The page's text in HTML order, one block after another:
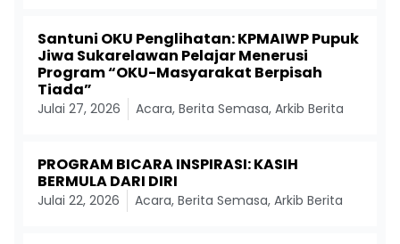
Santuni OKU Penglihatan: KPMAIWP Pupuk
Jiwa Sukarelawan Pelajar Menerusi
Program “OKU-Masyarakat Berpisah
Tiada”
Julai 27, 2026 Acara, Berita Semasa, Arkib Berita
PROGRAM BICARA INSPIRASI: KASIH
BERMULA DARI DIRI
Julai 22, 2026 Acara, Berita Semasa, Arkib Berita